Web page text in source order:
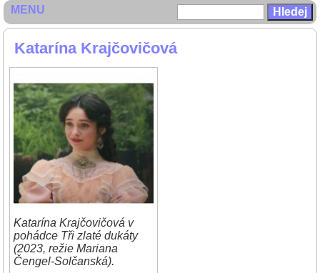
Katarína Krajčovičová
Katarína Krajčovičová v
pohádce Tři zlaté dukáty
(2023, režie Mariana
Čengel-Solčanská).
MENU